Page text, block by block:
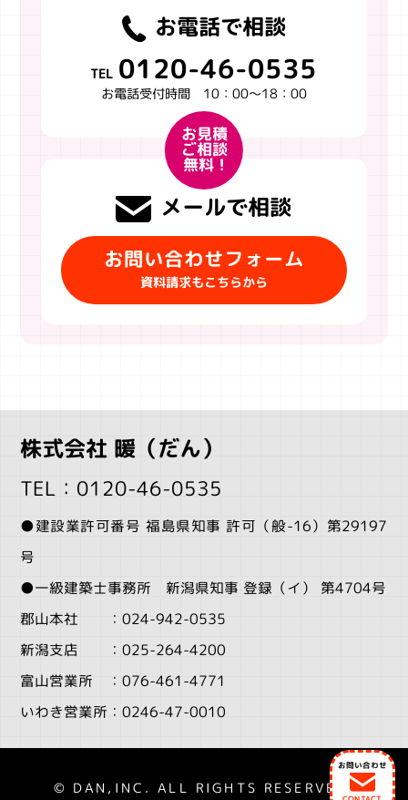
お見積
ご相談
無料 !
お電話で相談
TEL 0120-46-0535
お電話受付時間 10：00～18：00
メールで相談
お問い合わせフォーム
資料請求もこちらから
お問い合わせ
株式会社 暖（だん）
TEL：0120-46-0535
●建設業許可番号 福島県知事 許可（般-16）第29197
号
●一級建築士事務所 新潟県知事 登録（イ） 第4704号
郡山本社 ：024-942-0535
新潟支店 ：025-264-4200
富山営業所 ：076-461-4771
いわき営業所：0246-47-0010
© DAN,INC. ALL RIGHTS RESERVED.